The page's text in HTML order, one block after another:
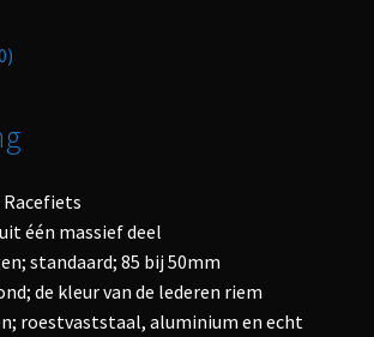
één massief deel
standaard; 85 bij 50mm
de kleur van de lederen riem
roestvaststaal, aluminium en echt